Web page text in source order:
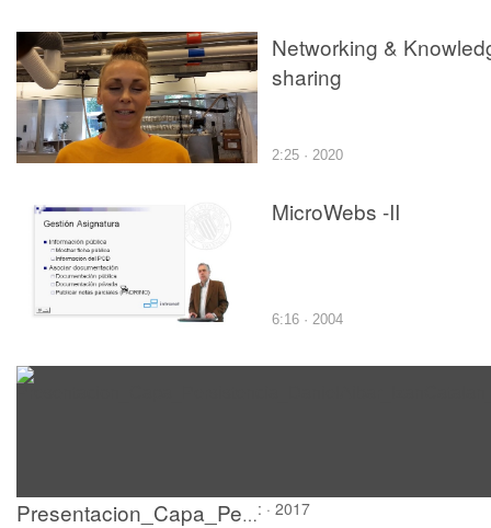
Networking &
sharing
2:25 · 2020
MicroWebs -II
6:16 · 2004
Presentacion_Capa_Persistencia_DanielAibar_IzanCatalan_JulianPiqueras: · 2017